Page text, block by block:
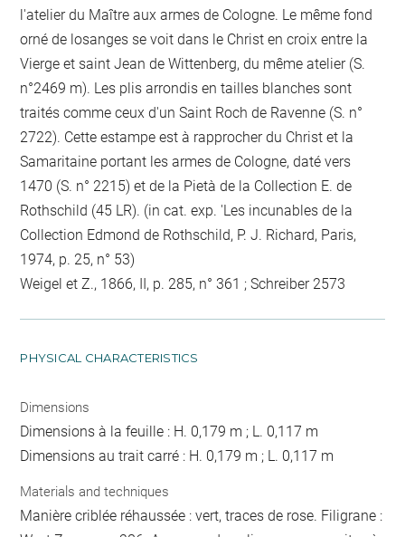
l'atelier du Maître aux armes de Cologne. Le même fond
orné de losanges se voit dans le Christ en croix entre la
Vierge et saint Jean de Wittenberg, du même atelier (S.
n°2469 m). Les plis arrondis en tailles blanches sont
traités comme ceux d'un Saint Roch de Ravenne (S. n°
2722). Cette estampe est à rapprocher du Christ et la
Samaritaine portant les armes de Cologne, daté vers
1470 (S. n° 2215) et de la Pietà de la Collection E. de
Rothschild (45 LR). (in cat. exp. 'Les incunables de la
Collection Edmond de Rothschild, P. J. Richard, Paris,
1974, p. 25, n° 53)
Weigel et Z., 1866, II, p. 285, n° 361 ; Schreiber 2573
PHYSICAL CHARACTERISTICS
Dimensions
Dimensions à la feuille : H. 0,179 m ; L. 0,117 m
Dimensions au trait carré : H. 0,179 m ; L. 0,117 m
Materials and techniques
Manière criblée réhaussée : vert, traces de rose. Filigrane :